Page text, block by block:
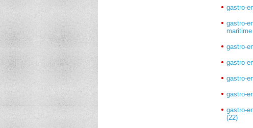
gastro-
gastro-
gastro-
gastro-
gastro-
gastro-
gastro-
(22)